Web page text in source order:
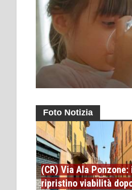
Foto Notizia
(CR) Via Ala
ripristino viabilità